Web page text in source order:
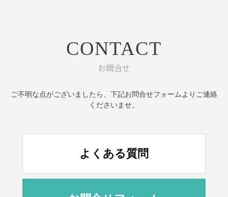
CONTACT
お問合せ
ご不明な点がございましたら、 下記お問合せフォームよりご連絡
くださいませ。
よくある質問